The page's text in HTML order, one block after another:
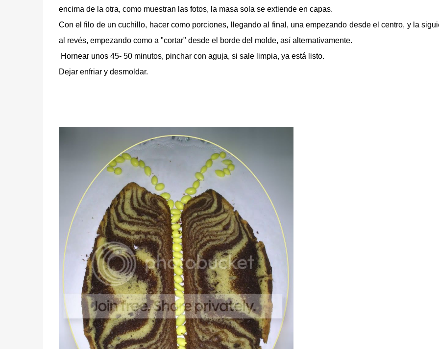
encima de la otra, como muestran las fotos, la masa sola se extiende en capas.
Con el filo de un cuchillo, hacer como porciones, llegando al final, una empezando desde el centro, y la
al revés, empezando como a "cortar" desde el borde del molde, así alternativamente.
Hornear unos 45- 50 minutos, pinchar con aguja, si sale limpia, ya está listo.
Dejar enfriar y desmoldar.